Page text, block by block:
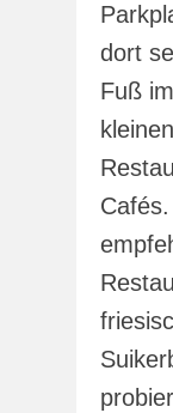
dort
Fuß